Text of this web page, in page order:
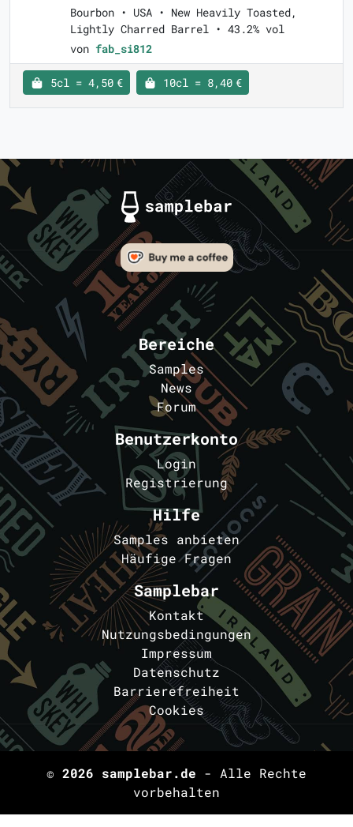
Bourbon • USA • New Heavily Toasted,
Lightly Charred Barrel • 43.2% vol
von fab_si812
5cl = 4,50 € 10cl = 8,40 €
Bereiche
Samples
News
Forum
Benutzerkonto
Login
Registrierung
Hilfe
Samples anbieten
Häufige Fragen
Samplebar
Kontakt
Nutzungsbedingungen
Impressum
Datenschutz
Barrierefreiheit
Cookies
© 2026 samplebar.de - Alle Rechte
vorbehalten